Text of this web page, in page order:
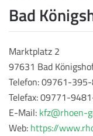
Bad
Marktplatz 2
97631 Bad
Telefon: 09761-
Telefax: 09771-
E-Mail: kfz@rhoen-
Web: https://